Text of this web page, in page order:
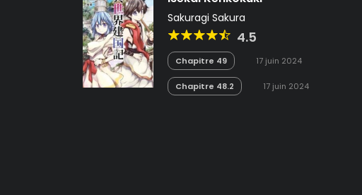
Sakuragi Sakura
4.5
Chapitre 49 17 juin 2024
Chapitre 48.2 17 juin 2024